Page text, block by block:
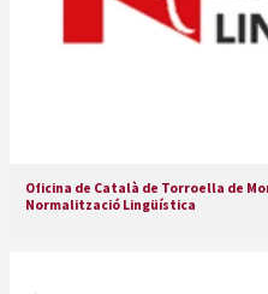
Oficina de Català de Torroella de
Normalització Lingüística